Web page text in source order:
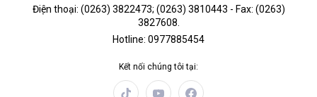
Điện thoại: (0263) 3822473; (0263) 3810443 - Fax: (0263)
3827608.
Hotline: 0977885454
Kết nối chúng tôi tại: